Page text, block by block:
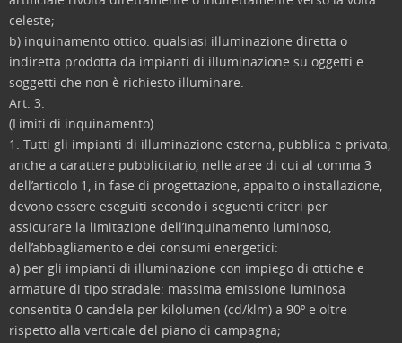
celeste;
b) inquinamento ottico: qualsiasi illuminazione diretta o
indiretta prodotta da impianti di illuminazione su oggetti e
soggetti che non è richiesto illuminare.
Art. 3.
(Limiti di inquinamento)
1. Tutti gli impianti di illuminazione esterna, pubblica e privata,
anche a carattere pubblicitario, nelle aree di cui al comma 3
dell’articolo 1, in fase di progettazione, appalto o installazione,
devono essere eseguiti secondo i seguenti criteri per
assicurare la limitazione dell’inquinamento luminoso,
dell’abbagliamento e dei consumi energetici:
a) per gli impianti di illuminazione con impiego di ottiche e
armature di tipo stradale: massima emissione luminosa
consentita 0 candela per kilolumen (cd/klm) a 90º e oltre
rispetto alla verticale del piano di campagna;